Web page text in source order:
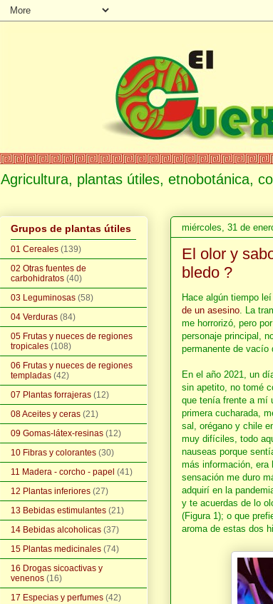
Agricultura, plantas útiles, etnobotánica,
miércoles, 31 de
El olor y
bledo ?
Hace algún tiempo
de un asesino. La
me horrorizó, pero
personaje principal,
permanente de vacío
En el año 2021, un
sin apetito, no tomé
que tenía frente a mí
primera cucharada,
sal, orégano y chile
muy difíciles, todo
nauseas porque
más información,
sensación me duro
adquirí en la
y te acuerdas de lo
(Figura 1); o que
aroma de estas dos
Grupos de plantas útiles
01 Cereales (139)
02 Otras fuentes de
carbohidratos (40)
03 Leguminosas (58)
04 Verduras (84)
05 Frutas y nueces de regiones
tropicales (108)
06 Frutas y nueces de regiones
templadas (42)
07 Plantas forrajeras (12)
08 Aceites y ceras (21)
09 Gomas-látex-resinas (12)
10 Fibras y colorantes (30)
11 Madera - corcho - papel (41)
12 Plantas inferiores (27)
13 Bebidas estimulantes (21)
14 Bebidas alcoholicas (37)
15 Plantas medicinales (74)
16 Drogas sicoactivas y
venenos (16)
17 Especias y perfumes (42)